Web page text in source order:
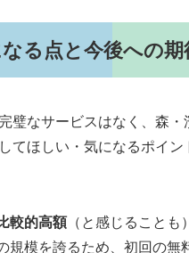
る点と今後への期
璧なサービスはなく、森・
てほしい・気になるポイン
較的高額（と感じることも
規模を誇るため、初回の無